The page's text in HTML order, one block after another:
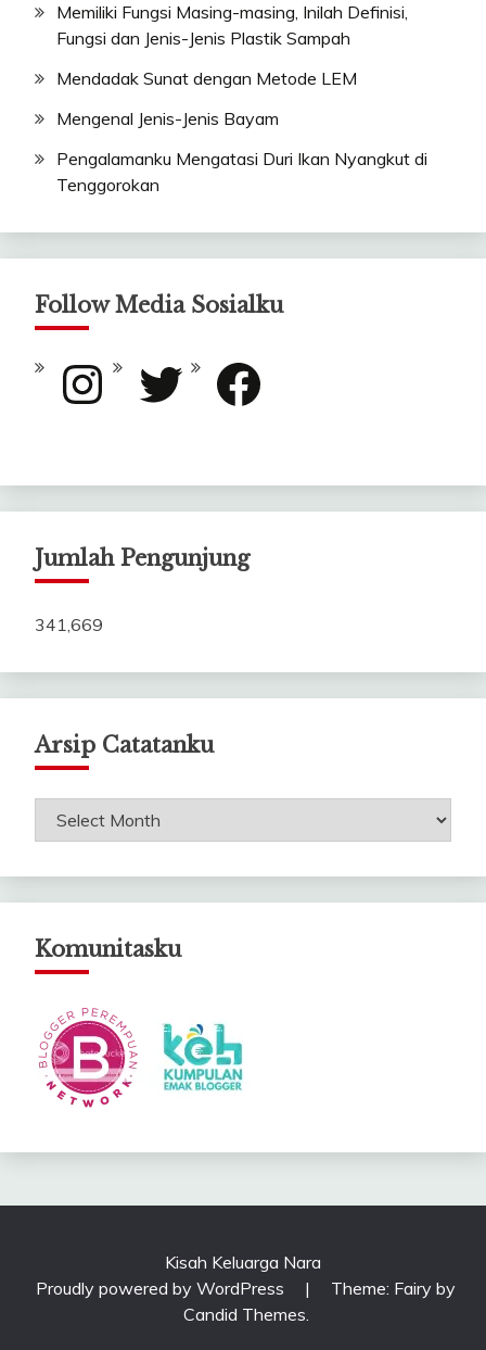
Memiliki Fungsi Masing-masing, Inilah Definisi,
Fungsi dan Jenis-Jenis Plastik Sampah
Mendadak Sunat dengan Metode LEM
Mengenal Jenis-Jenis Bayam
Pengalamanku Mengatasi Duri Ikan Nyangkut di
Tenggorokan
Follow Media Sosialku
Instagram Twitter Facebook
Jumlah Pengunjung
341,669
Arsip Catatanku
Arsip
Komunitasku
Kisah Keluarga Nara
Proudly powered by WordPress
|
Theme: Fairy by
Candid Themes